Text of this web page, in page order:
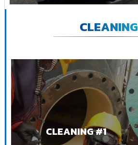
CLEANING
CLEANING #1